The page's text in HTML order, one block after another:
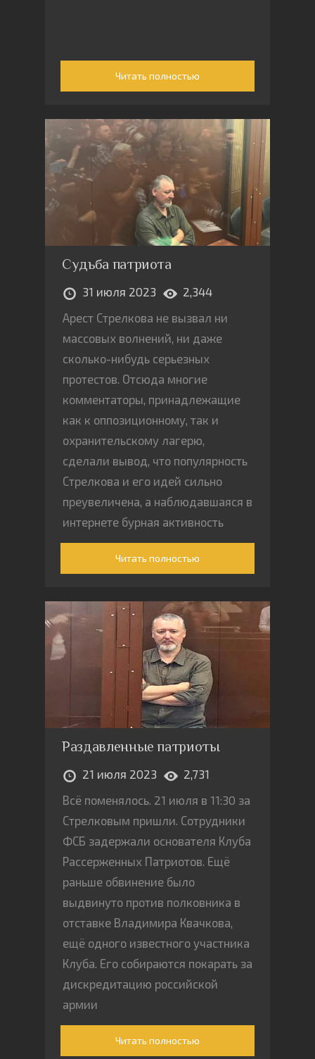
Читать полностью
Судьба патриота
31 июля 2023
2,344
Арест Стрелкова не вызвал ни
массовых волнений, ни даже
сколько-нибудь серьезных
протестов. Отсюда многие
комментаторы, принадлежащие
как к оппозиционному, так и
охранительскому лагерю,
сделали вывод, что популярность
Стрелкова и его идей сильно
преувеличена, а наблюдавшаяся в
интернете бурная активность
радикальных патриотов не
означает их реальной
Читать полностью
Раздавленные патриоты
21 июля 2023
2,731
Всё поменялось. 21 июля в 11:30 за
Стрелковым пришли. Сотрудники
ФСБ задержали основателя Клуба
Рассерженных Патриотов. Ещё
раньше обвинение было
выдвинуто против полковника в
отставке Владимира Квачкова,
ещё одного известного участника
Клуба. Его собираются покарать за
дискредитацию российской
армии
Читать полностью